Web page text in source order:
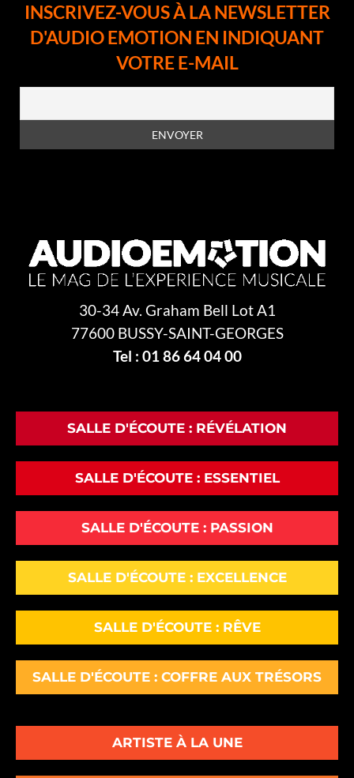
INSCRIVEZ-VOUS À LA NEWSLETTER
D'AUDIO EMOTION EN INDIQUANT
VOTRE E-MAIL
30-34 Av. Graham Bell Lot A1
77600 BUSSY-SAINT-GEORGES
Tel : 01 86 64 04 00
SALLE D'ÉCOUTE : RÉVÉLATION
SALLE D'ÉCOUTE : ESSENTIEL
SALLE D'ÉCOUTE : PASSION
SALLE D'ÉCOUTE : EXCELLENCE
SALLE D'ÉCOUTE : RÊVE
SALLE D'ÉCOUTE : COFFRE AUX TRÉSORS
ARTISTE À LA UNE